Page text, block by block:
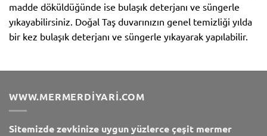
madde döküldüğünde ise bulaşık deterjanı ve süngerle
yıkayabilirsiniz. Doğal Taş duvarınızın genel temizliği yılda
bir kez bulaşık deterjanı ve süngerle yıkayarak yapılabilir.
WWW.MERMERDIYARI.COM
Sitemizde zevkinize uygun yüzlerce çeşit mermer